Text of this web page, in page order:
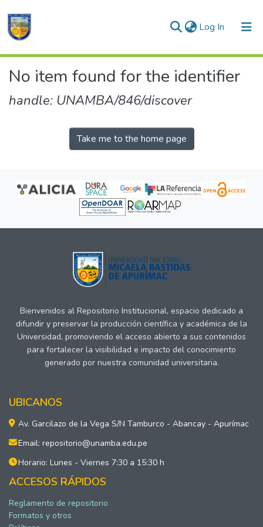
Log In (current)
Communities & Collections
No item found for the identifier
handle: UNAMBA/846/discover
Take me to the home page
Bienvenidos al Repositorio Institucional, espacio dedicado a
difundir y preservar la producción científica y académica de la
Universidad, promoviendo el acceso abierto a sus contenidos
para fortalecer la visibilidad e impacto del conocimiento
generado por nuestra comunidad universitaria.
UBICANOS
Av. Garcilazo de la Vega S/N Tamburco - Abancay - Apurímac
Email: repositorio@unamba.edu.pe
Horario: Lunes - Viernes 7:30 a 15:30 h
ACCESOS RÁPIDOS
Reglamento de repositorio
Formatos y otros